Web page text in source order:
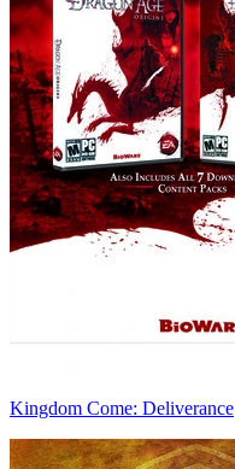
Kingdom Come: Deliverance